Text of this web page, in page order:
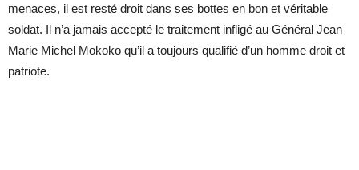
menaces, il est resté droit dans ses bottes en bon et véritable
soldat. Il n’a jamais accepté le traitement infligé au Général Jean
Marie Michel Mokoko qu’il a toujours qualifié d’un homme droit et
patriote.